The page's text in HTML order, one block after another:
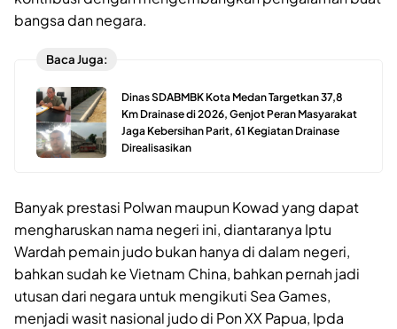
bangsa dan negara.
Baca Juga:
Dinas SDABMBK Kota Medan Targetkan 37,8
Km Drainase di 2026, Genjot Peran Masyarakat
Jaga Kebersihan Parit, 61 Kegiatan Drainase
Direalisasikan
Banyak prestasi Polwan maupun Kowad yang dapat
mengharuskan nama negeri ini, diantaranya Iptu
Wardah pemain judo bukan hanya di dalam negeri,
bahkan sudah ke Vietnam China, bahkan pernah jadi
utusan dari negara untuk mengikuti Sea Games,
menjadi wasit nasional judo di Pon XX Papua, Ipda